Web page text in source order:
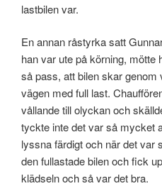
lastbilen var.
En annan råstyrka satt
han var ute på körning, mötte
så pass, att bilen skar genom
vägen med full last.
vållande till olyckan och
tyckte inte det var så mycket
lyssna färdigt och när det var
den fullastade bilen och fick
klädseln och så var det bra.